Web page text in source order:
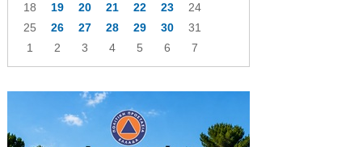
18
19 20 21 22 23
24
25
26 27 28 29 30
31
1
2 3 4 5 6 7